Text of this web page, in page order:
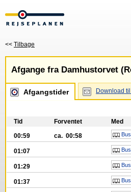
<< Tilbage
Afgange fra Damhustorvet
Afgangstider Download
Tid Forventet Med
00:59
ca. 00:58
01:07
01:29
01:37